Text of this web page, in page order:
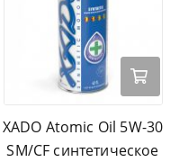
XADO Atomic Oil 5W-30
SM/CF синтетическое